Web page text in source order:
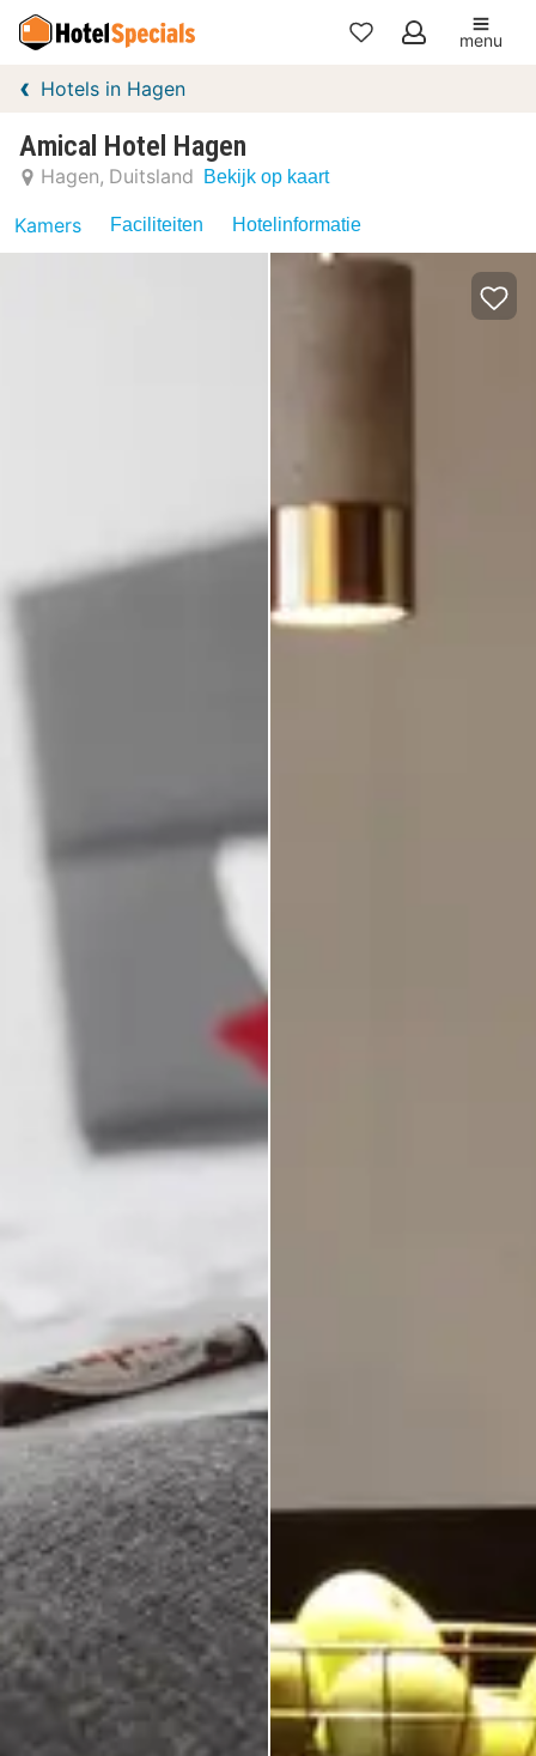
Mijn
menu
Hotels in Hagen
Amical Hotel Hagen
Hagen Duitsland Bekijk op kaart
Kamers Faciliteiten Hotelinformatie